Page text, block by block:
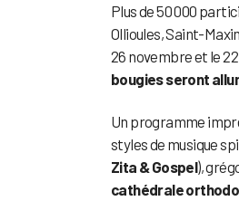
Plus de 50 000
Ollioules, Saint-
26 novembre et le
bougies seront
Un programme
styles de musique
Zita & Gospel),
cathédrale